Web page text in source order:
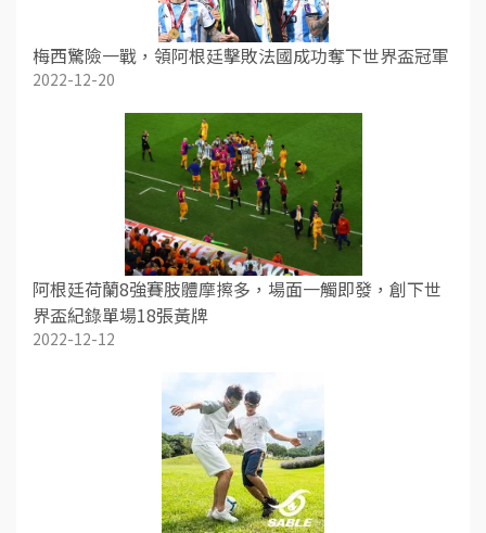
梅西驚險一戰，領阿根廷擊敗法國成功奪下世界盃冠軍
2022-12-20
阿根廷荷蘭8強賽肢體摩擦多，場面一觸即發，創下世
界盃紀錄單場18張黃牌
2022-12-12